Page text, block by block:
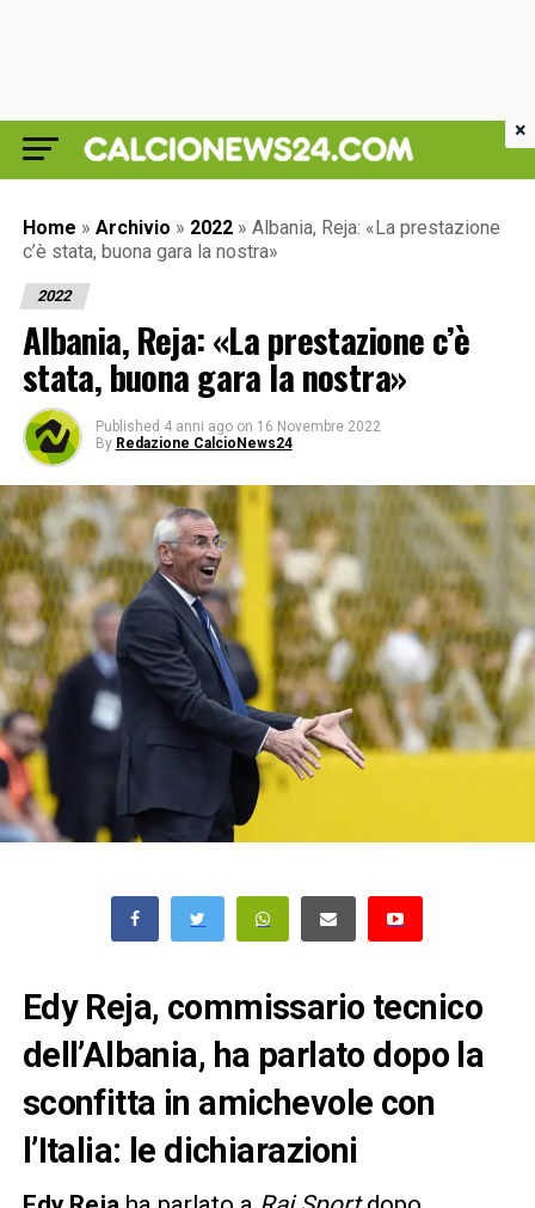
Home » Archivio » 2022 » Albania, Reja: «La prestazione
c’è stata, buona gara la nostra»
2022
Albania, Reja: «La prestazione c’è
stata, buona gara la nostra»
Published 4 anni ago on 16 Novembre 2022
By Redazione CalcioNews24
Edy Reja, commissario tecnico
dell’Albania, ha parlato dopo la
sconfitta in amichevole con
l’Italia: le dichiarazioni
×